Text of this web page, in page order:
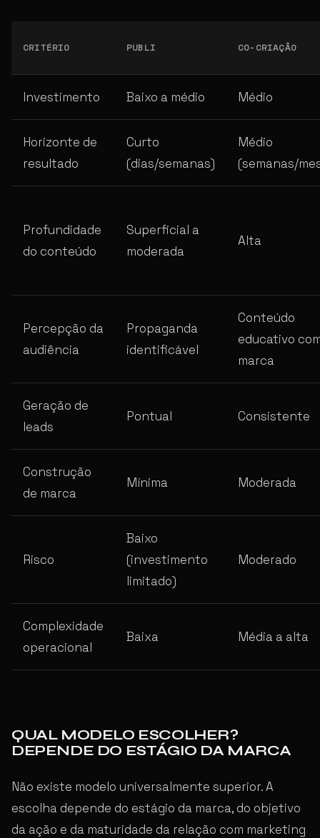
CRITÉRIO PUBLI CO-CRIAÇÃO
Investimento Baixo a médio Médio
Horizonte de
resultado
Curto
(dias/semanas)
Médio
(semanas/
Profundidade
do conteúdo
Superficial a
moderada
Alta
Percepção da
audiência
Propaganda
identificável
Conteúdo
educativo
marca
Geração de
leads
Pontual Consistente
Construção
de marca
Mínima Moderada
Risco
Baixo
(investimento
limitado)
Moderado
Complexidade
operacional
Baixa Média a alta
QUAL MODELO ESCOLHER?
DEPENDE DO ESTÁGIO DA MARCA
Não existe modelo universalmente superior. A
escolha depende do estágio da marca, do objetivo
da ação e da maturidade da relação com marketing